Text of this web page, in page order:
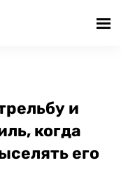
и
когда
его